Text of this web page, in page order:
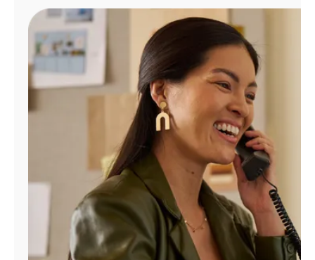
Administrar
cuenta
Encuentra
tienda